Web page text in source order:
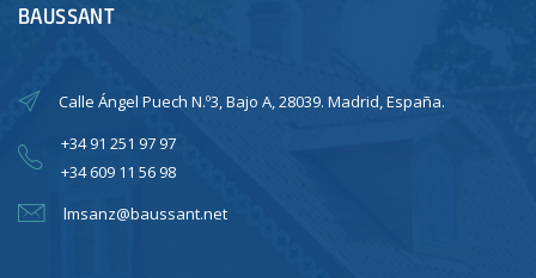
BAUSSANT
Calle Ángel Puech N.º3, Bajo A, 28039. Madrid, España.
+34 91 251 97 97
+34 609 11 56 98
lmsanz@baussant.net